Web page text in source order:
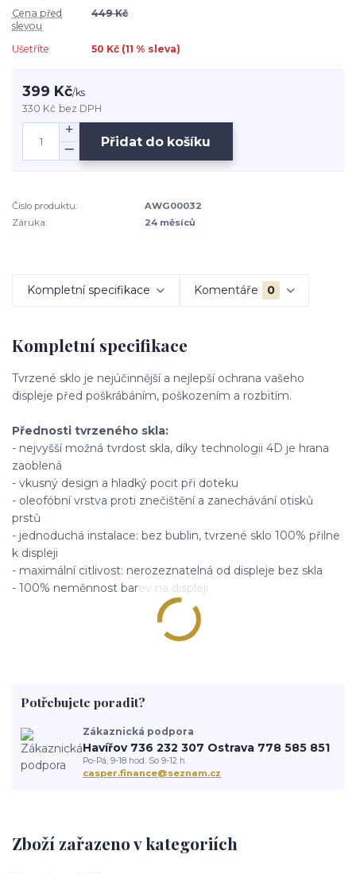
Cena před
slevou
449 Kč
Ušetříte 50 Kč (11 % sleva)
399 Kč/ks
330 Kč bez DPH
Přidat do košíku
Číslo produktu:
AWG00032
Záruka:
24 měsíců
Kompletní specifikace Komentáře 0
Kompletní specifikace
Tvrzené sklo je nejúčinnější a nejlepší ochrana vašeho
displeje před poškrábáním, poškozením a rozbitím.
Přednosti tvrzeného skla:
- nejvyšší možná tvrdost skla, díky technologii 4D je hrana
zaoblená
- vkusný design a hladký pocit při doteku
- oleofóbní vrstva proti znečištění a zanechávání otisků
prstů
- jednoduchá instalace: bez bublin, tvrzené sklo 100% přilne
k displeji
- maximální citlivost: nerozeznatelná od displeje bez skla
- 100% neměnnost barev na displeji
Zboží zařazeno v kategoriích
Potřebujete poradit?
Zákaznická podpora
Havířov 736 232 307 Ostrava 778 585 851
Po-Pá, 9-18 hod. So 9-12 h.
casper.finance@seznam.cz